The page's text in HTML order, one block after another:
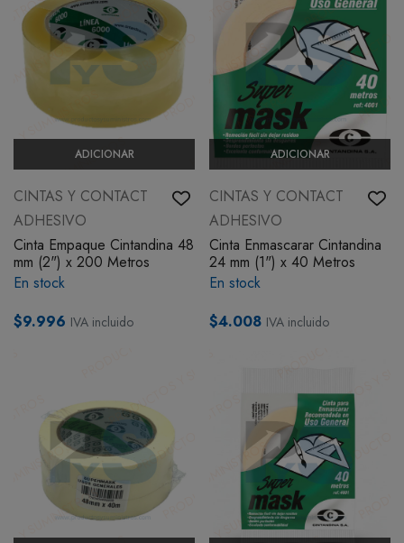
ADICIONAR
CINTAS Y CONTACT
ADHESIVO
Cinta Empaque Cintandina 48
mm (2") x 200 Metros
En stock
$9.996 IVA incluido
ADICIONAR
CINTAS Y CONTACT
ADHESIVO
Cinta Enmascarar Cintandina
24 mm (1") x 40 Metros
En stock
$4.008 IVA incluido